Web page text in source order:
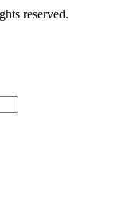
reserved.